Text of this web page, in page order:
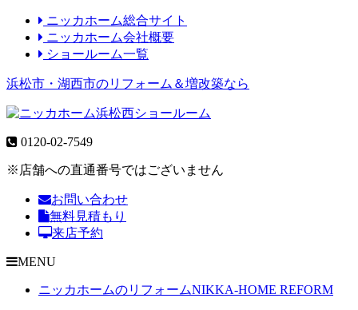
ニッカホーム総合サイト
ニッカホーム会社概要
ショールーム一覧
浜松市・湖西市のリフォーム＆増改築なら
0120-02-7549
※店舗への直通番号ではございません
お問い合わせ
無料見積もり
来店予約
MENU
ニッカホームのリフォームNIKKA-HOME REFORM